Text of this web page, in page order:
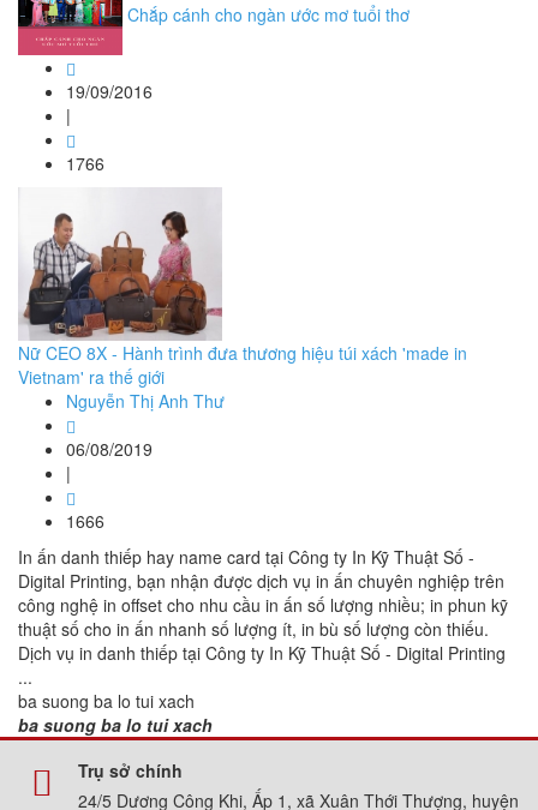
Chắp cánh cho ngàn ước mơ tuổi thơ
19/09/2016
|
1766
Nữ CEO 8X - Hành trình đưa thương hiệu túi xách 'made in
Vietnam' ra thế giới
Nguyễn Thị Anh Thư
06/08/2019
|
1666
In ấn danh thiếp hay name card tại Công ty In Kỹ Thuật Số -
Digital Printing, bạn nhận được dịch vụ in ấn chuyên nghiệp trên
công nghệ in offset cho nhu cầu in ấn số lượng nhiều; in phun kỹ
thuật số cho in ấn nhanh số lượng ít, in bù số lượng còn thiếu.
Dịch vụ in danh thiếp tại Công ty In Kỹ Thuật Số - Digital Printing
...
ba suong ba lo tui xach
ba suong ba lo tui xach
Trụ sở chính
24/5 Dương Công Khi, Ấp 1, xã Xuân Thới Thượng, huyện